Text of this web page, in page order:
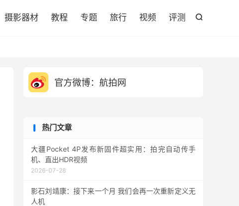

摄影器材 教程 专题 旅行 视频 评测
官方微博：航拍网
热门文章
大疆Pocket 4P发布新固件超实用：拍完自动传手
机、直出HDR视频
2026-07-28
影石刘靖康：接下来一个月 我们会再一次重新定义无
人机